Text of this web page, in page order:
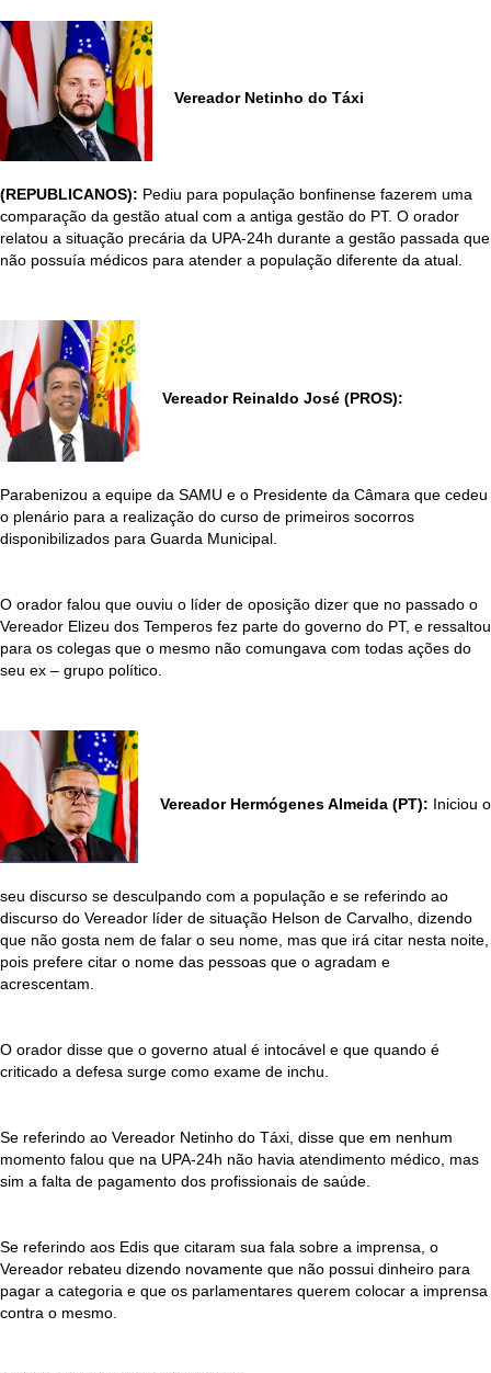
Vereador Netinho do Táxi
(REPUBLICANOS): Pediu para população bonfinense fazerem uma
comparação da gestão atual com a antiga gestão do PT. O orador
relatou a situação precária da UPA-24h durante a gestão passada que
não possuía médicos para atender a população diferente da atual.
Vereador Reinaldo José (PROS):
Parabenizou a equipe da SAMU e o Presidente da Câmara que cedeu
o plenário para a realização do curso de primeiros socorros
disponibilizados para Guarda Municipal.
O orador falou que ouviu o líder de oposição dizer que no passado o
Vereador Elizeu dos Temperos fez parte do governo do PT, e ressaltou
para os colegas que o mesmo não comungava com todas ações do
seu ex – grupo político.
Vereador Hermógenes Almeida (PT): Iniciou o
seu discurso se desculpando com a população e se referindo ao
discurso do Vereador líder de situação Helson de Carvalho, dizendo
que não gosta nem de falar o seu nome, mas que irá citar nesta noite,
pois prefere citar o nome das pessoas que o agradam e
acrescentam.
O orador disse que o governo atual é intocável e que quando é
criticado a defesa surge como exame de inchu.
Se referindo ao Vereador Netinho do Táxi, disse que em nenhum
momento falou que na UPA-24h não havia atendimento médico, mas
sim a falta de pagamento dos profissionais de saúde.
Se referindo aos Edis que citaram sua fala sobre a imprensa, o
Vereador rebateu dizendo novamente que não possui dinheiro para
pagar a categoria e que os parlamentares querem colocar a imprensa
contra o mesmo.